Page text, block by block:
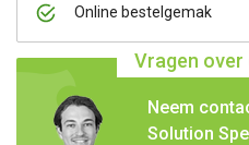
Online bestelgemak
Vragen
Neem
Solution